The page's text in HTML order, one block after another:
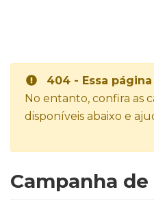
404 - Essa
No entanto, confira as
disponíveis abaixo e
Campanha